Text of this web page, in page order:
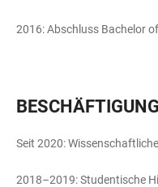
2016: Abschluss Bachelor
Seit 2020:
2018–2019: Studentische